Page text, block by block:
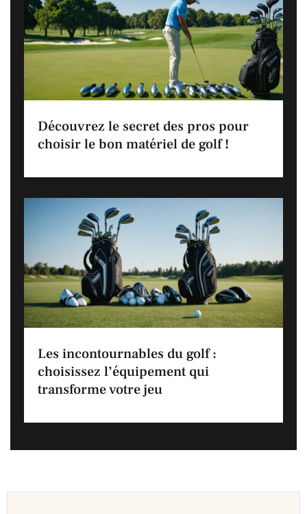
Découvrez le secret des pros pour
choisir le bon matériel de golf !
Les incontournables du golf :
choisissez l’équipement qui
transforme votre jeu